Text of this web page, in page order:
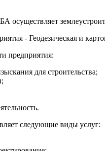
- Геодезическая и
предприятия:
для строительства;
следующие виды услуг: